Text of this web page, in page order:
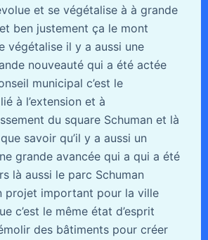
et se végétalise à à grande
ben justement ça le mont
végétalise il y a aussi une
nouveauté qui a été actée
municipal c’est le
à l’extension et à
du square Schuman et là
savoir qu’il y a aussi un
grande avancée qui a qui a été
là aussi le parc Schuman
projet important pour la ville
c’est le même état d’esprit
des bâtiments pour créer